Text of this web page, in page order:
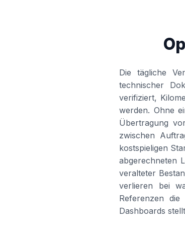
Die tägliche
technischer
verifiziert,
werden. Ohne
Übertragung
zwischen
kostspieligen
abgerechneten
veralteter
verlieren bei
Referenzen
Dashboards